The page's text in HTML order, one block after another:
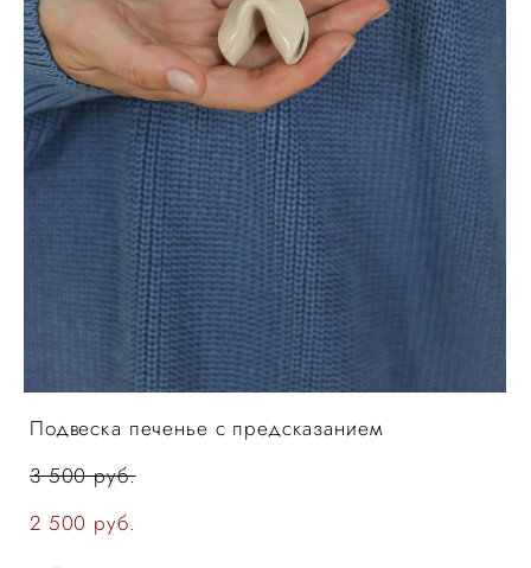
Подвеска печенье с предсказанием
3 500 pуб.
2 500 pуб.